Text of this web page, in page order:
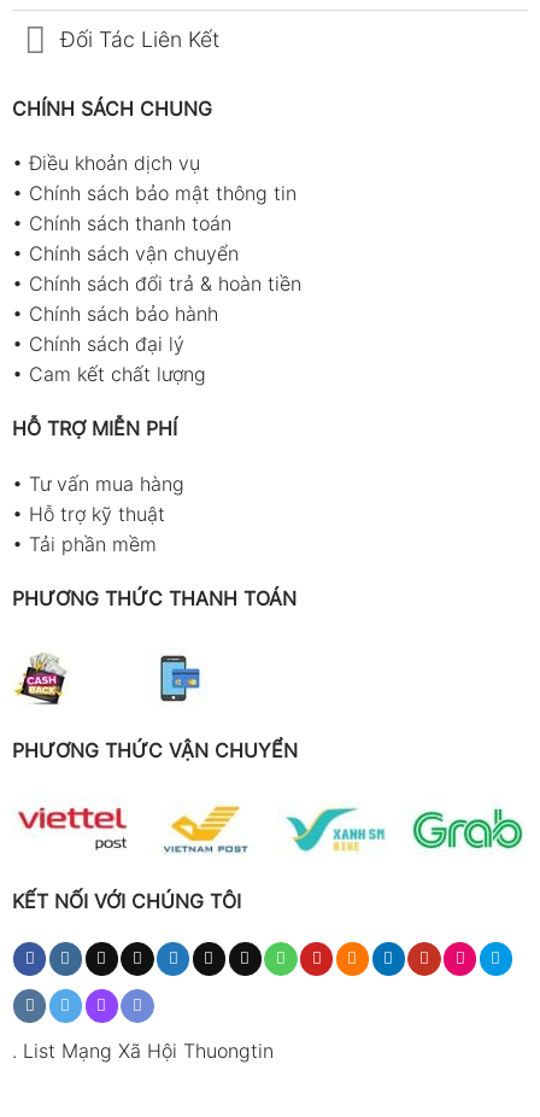
Đối Tác Liên Kết
CHÍNH SÁCH CHUNG
•Điều khoản dịch vụ
• Chính sách bảo mật thông tin
• Chính sách thanh toán
• Chính sách vận chuyển
• Chính sách đổi trả & hoàn tiền
• Chính sách bảo hành
• Chính sách đại lý
• Cam kết chất lượng
HỖ TRỢ MIỄN PHÍ
• Tư vấn mua hàng
• Hỗ trợ kỹ thuật
• Tải phần mềm
PHƯƠNG THỨC THANH TOÁN
PHƯƠNG THỨC VẬN CHUYỂN
KẾT NỐI VỚI CHÚNG TÔI
. List Mạng Xã Hội Thuongtin